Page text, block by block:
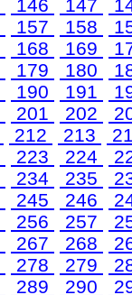
146 147
157 158
168 169
179 180
190 191
201 202
212 213
223 224
234 235
245 246
256 257
267 268
278 279
289 290